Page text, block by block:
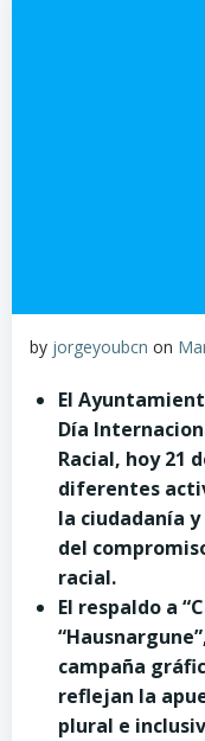
by jorgeyoubcn on
El
Día
Racial, hoy 21
diferentes
la ciudadanía
del
racial.
El respaldo a
campaña
reflejan la
plural e